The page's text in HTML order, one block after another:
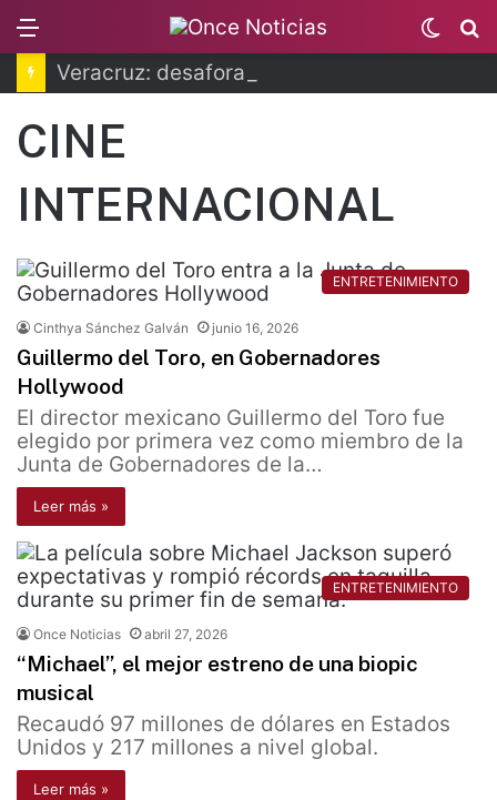
Switch
skin
CINE
INTERNACIONAL
ENTRETENIMIENTO
Cinthya Sánchez Galván junio 16, 2026
Guillermo del Toro, en Gobernadores
Hollywood
El director mexicano Guillermo del Toro fue
elegido por primera vez como miembro de la
Junta de Gobernadores de la…
Leer más »
ENTRETENIMIENTO
Once Noticias abril 27, 2026
“Michael”, el mejor estreno de una biopic
musical
Recaudó 97 millones de dólares en Estados
Unidos y 217 millones a nivel global.
Leer más »